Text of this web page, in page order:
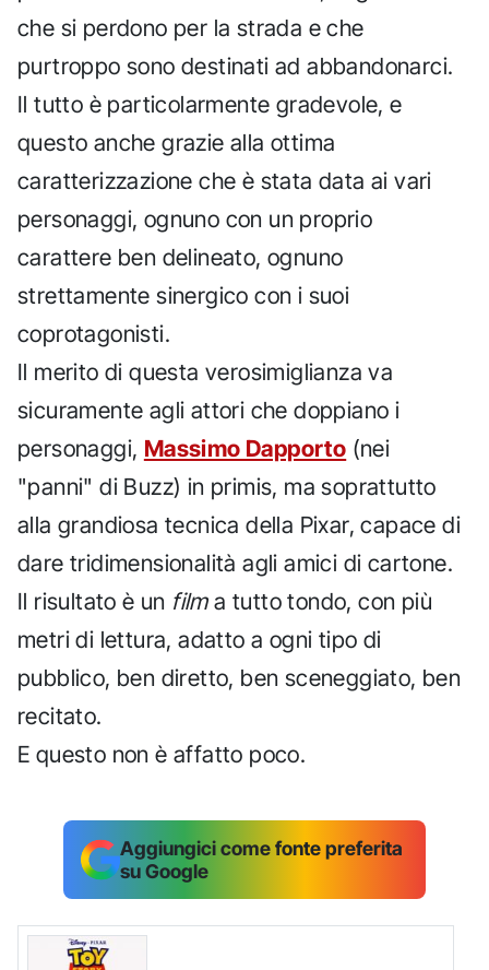
che si perdono per la strada e che
purtroppo sono destinati ad abbandonarci.
Il tutto è particolarmente gradevole, e
questo anche grazie alla ottima
caratterizzazione che è stata data ai vari
personaggi, ognuno con un proprio
carattere ben delineato, ognuno
strettamente sinergico con i suoi
coprotagonisti.
Il merito di questa verosimiglianza va
sicuramente agli attori che doppiano i
personaggi, Massimo Dapporto (nei
"panni" di Buzz) in primis, ma soprattutto
alla grandiosa tecnica della Pixar, capace di
dare tridimensionalità agli amici di cartone.
Il risultato è un filma tutto tondo, con più
metri di lettura, adatto a ogni tipo di
pubblico, ben diretto, ben sceneggiato, ben
recitato.
E questo non è affatto poco.
Aggiungici come fonte preferita
su Google